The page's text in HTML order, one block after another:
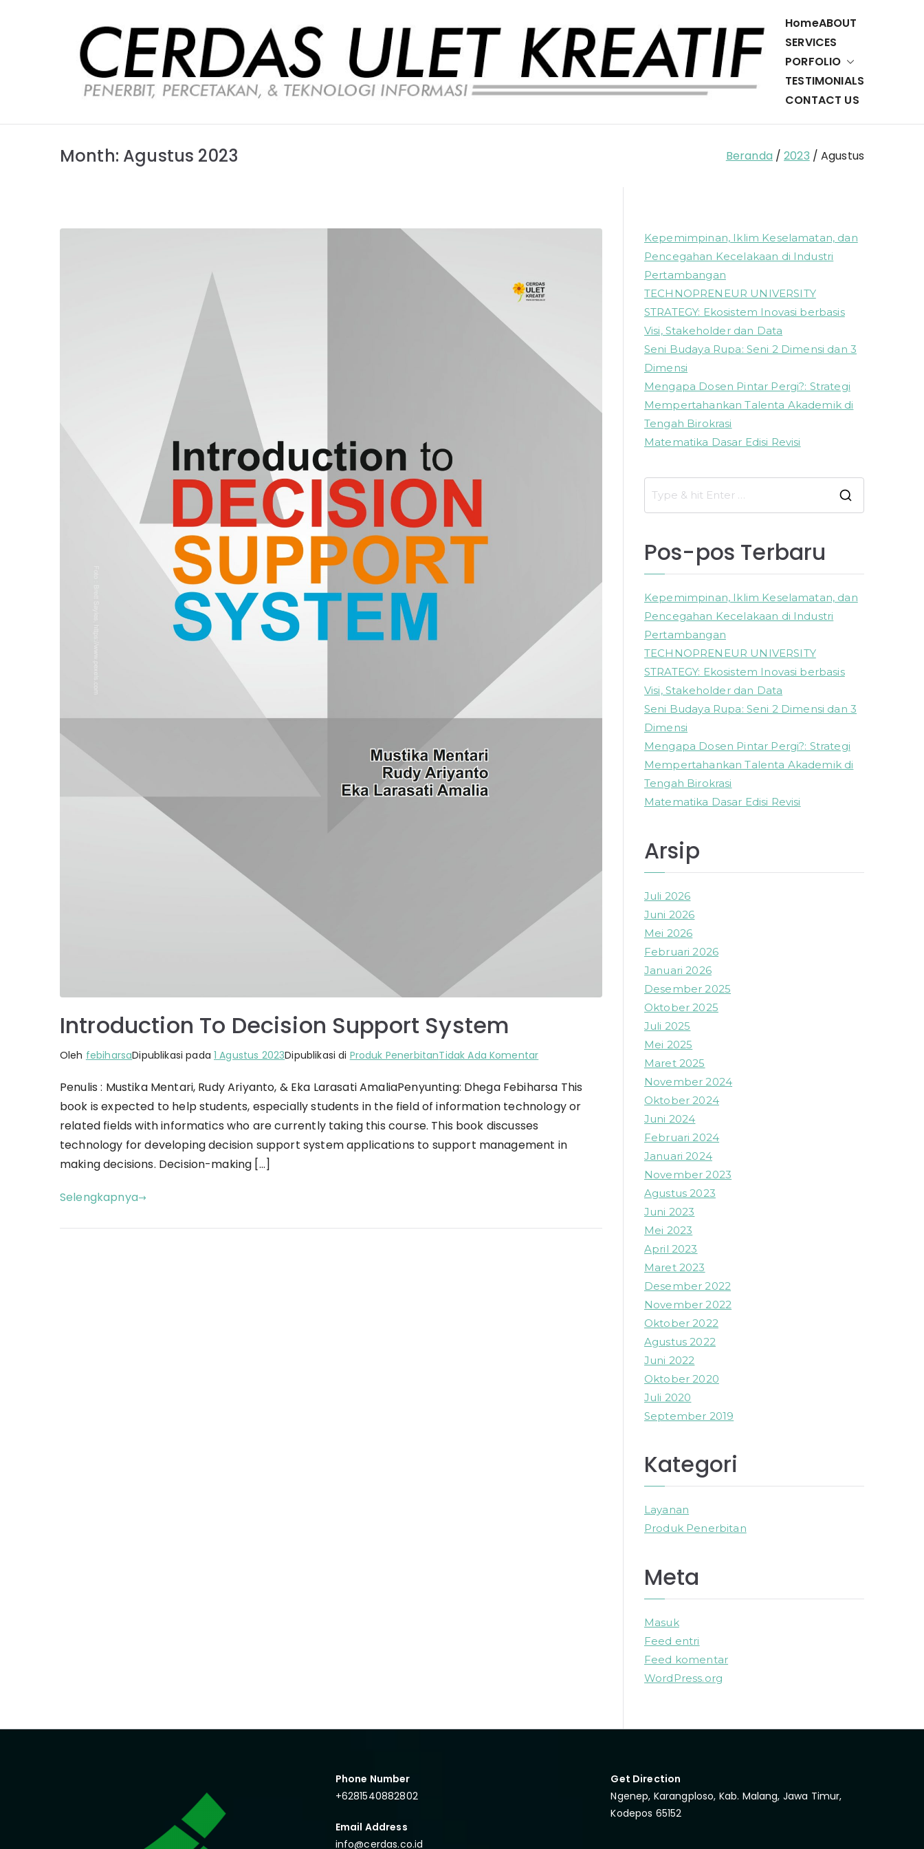
Cerdas
Ulet
Percetakan,
dan Layanan
Teknologi
HomeABOUT
SERVICES
PORFOLIO
TESTIMONIALS
CONTACT US
Month: Agustus 2023 Beranda 2023 Agustus
Introduction To Decision Support System
Oleh febiharsaDipublikasi pada 1 Agustus 2023Dipublikasi di Produk PenerbitanTidak Ada Komentarpada
To
Decision
System
Penulis : Mustika Mentari, Rudy Ariyanto, & Eka Larasati AmaliaPenyunting: Dhega Febiharsa This
book is expected to help students, especially students in the field of information technology or
related fields with informatics who are currently taking this course. This book discusses
technology for developing decision support system applications to support management in
making decisions. Decision-making […]
Selengkapnya
Kepemimpinan, Iklim Keselamatan, dan
Pencegahan Kecelakaan di Industri
Pertambangan
TECHNOPRENEUR UNIVERSITY
STRATEGY: Ekosistem Inovasi berbasis
Visi, Stakeholder dan Data
Seni Budaya Rupa: Seni 2 Dimensi dan 3
Dimensi
Mengapa Dosen Pintar Pergi?: Strategi
Mempertahankan Talenta Akademik di
Tengah Birokrasi
Matematika Dasar Edisi Revisi
c
Pos-pos Terbaru
Kepemimpinan, Iklim Keselamatan, dan
Pencegahan Kecelakaan di Industri
Pertambangan
TECHNOPRENEUR UNIVERSITY
STRATEGY: Ekosistem Inovasi berbasis
Visi, Stakeholder dan Data
Seni Budaya Rupa: Seni 2 Dimensi dan 3
Dimensi
Mengapa Dosen Pintar Pergi?: Strategi
Mempertahankan Talenta Akademik di
Tengah Birokrasi
Matematika Dasar Edisi Revisi
Arsip
Juli 2026
Juni 2026
Mei 2026
Februari 2026
Januari 2026
Desember 2025
Oktober 2025
Juli 2025
Mei 2025
Maret 2025
November 2024
Oktober 2024
Juni 2024
Februari 2024
Januari 2024
November 2023
Agustus 2023
Juni 2023
Mei 2023
April 2023
Maret 2023
Desember 2022
November 2022
Oktober 2022
Agustus 2022
Juni 2022
Oktober 2020
Juli 2020
September 2019
Kategori
Layanan
Produk Penerbitan
Meta
Masuk
Feed entri
Feed komentar
WordPress.org
Phone Number
+6281540882802
Email Address
info@cerdas.co.id
Get Direction
Ngenep, Karangploso, Kab. Malang, Jawa Timur,
Kodepos 65152